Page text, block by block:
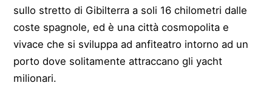
sullo stretto di Gibilterra a soli 16 chilometri dalle
coste spagnole, ed è una città cosmopolita e
vivace che si sviluppa ad anfiteatro intorno ad un
porto dove solitamente attraccano gli yacht
milionari.